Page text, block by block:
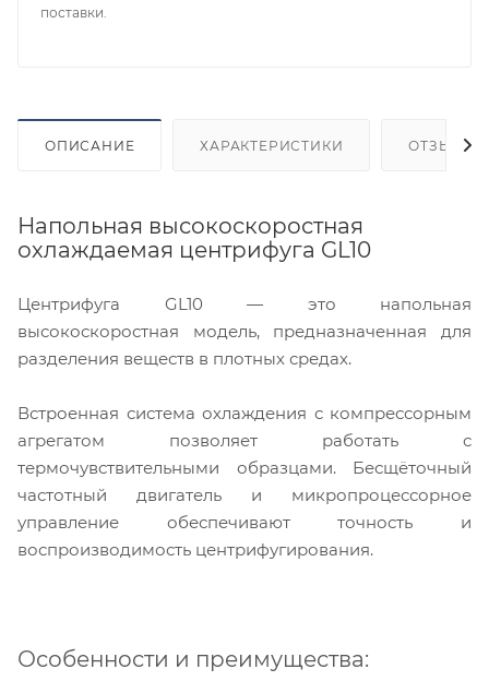
поставки.
ОПИСАНИЕ ХАРАКТЕРИСТИКИ ОТЗЫВЫ
Напольная высокоскоростная
охлаждаемая центрифуга GL10
Центрифуга GL10 — это напольная
высокоскоростная модель, предназначенная для
разделения веществ в плотных средах.
Встроенная система охлаждения с компрессорным
агрегатом позволяет работать с
термочувствительными образцами. Бесщёточный
частотный двигатель и микропроцессорное
управление обеспечивают точность и
воспроизводимость центрифугирования.
Особенности и преимущества: